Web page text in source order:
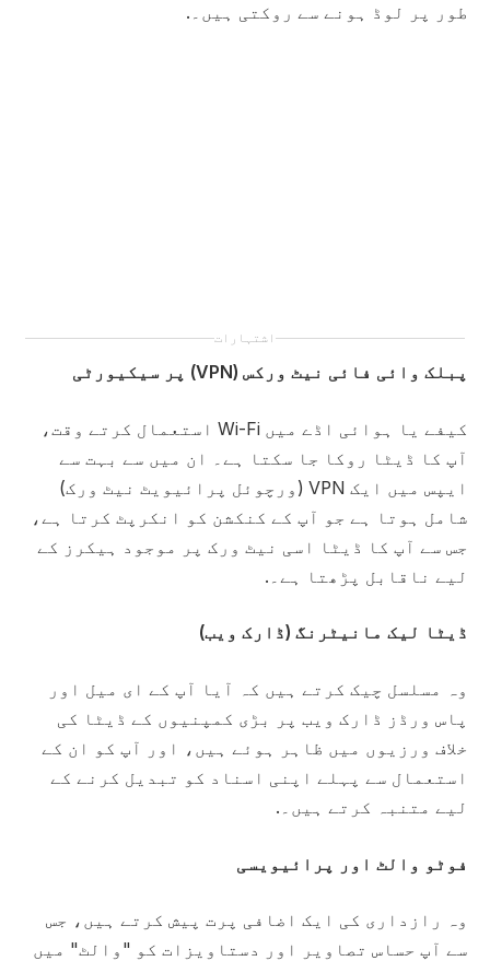
طور پر لوڈ ہونے سے روکتی ہیں۔.
اشتہارات
پبلک وائی فائی نیٹ ورکس (VPN) پر سیکیورٹی
کیفے یا ہوائی اڈے میں Wi-Fi استعمال کرتے وقت،
آپ کا ڈیٹا روکا جا سکتا ہے۔ ان میں سے بہت سے
ایپس میں ایک VPN (ورچوئل پرائیویٹ نیٹ ورک)
شامل ہوتا ہے جو آپ کے کنکشن کو انکرپٹ کرتا ہے،
جس سے آپ کا ڈیٹا اسی نیٹ ورک پر موجود ہیکرز کے
لیے ناقابل پڑھتا ہے۔.
ڈیٹا لیک مانیٹرنگ (ڈارک ویب)
وہ مسلسل چیک کرتے ہیں کہ آیا آپ کے ای میل اور
پاس ورڈز ڈارک ویب پر بڑی کمپنیوں کے ڈیٹا کی
خلاف ورزیوں میں ظاہر ہوئے ہیں، اور آپ کو ان کے
استعمال سے پہلے اپنی اسناد کو تبدیل کرنے کے
لیے متنبہ کرتے ہیں۔.
فوٹو والٹ اور پرائیویسی
وہ رازداری کی ایک اضافی پرت پیش کرتے ہیں، جس
سے آپ حساس تصاویر اور دستاویزات کو "والٹ" میں